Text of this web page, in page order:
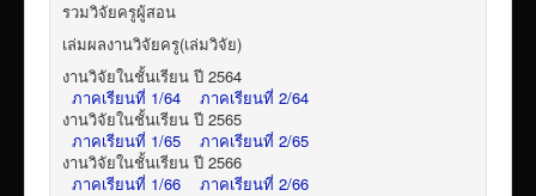
รวมวิจัยครูผู้สอน
เล่มผลงานวิจัยครู(เล่มวิจัย)
งานวิจัยในชั้นเรียน ปี 2564
ภาคเรียนที่ 1/64
ภาคเรียนที่ 2/64
งานวิจัยในชั้นเรียน ปี 2565
ภาคเรียนที่ 1/65
ภาคเรียนที่ 2/65
งานวิจัยในชั้นเรียน ปี 2566
ภาคเรียนที่ 1/66
ภาคเรียนที่ 2/66